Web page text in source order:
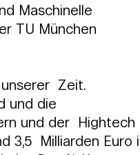
Maschinelle
TU München
Zeit.
und die
und der  Hightech
3,5  Milliarden Euro